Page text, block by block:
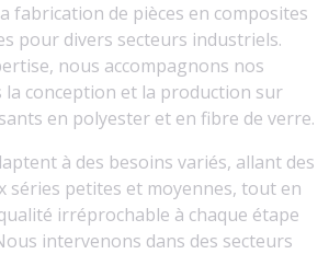
fabrication de pièces en composites
pour divers secteurs industriels.
nous accompagnons nos
la conception et la production sur
en polyester et en fibre de verre.
à des besoins variés, allant des
séries petites et moyennes, tout en
irréprochable à chaque étape
intervenons dans des secteurs